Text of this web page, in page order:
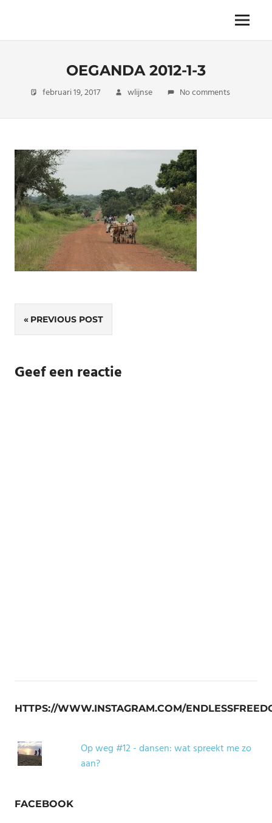
content
Menu
OEGANDA 2012-1-3
februari 19, 2017 wlijnse No comments
Bericht
navigatie
PREVIOUS POST
Geef een reactie
HTTPS://WWW.INSTAGRAM.COM/
Op weg #12 - dansen: wat spreekt me zo
aan?
FACEBOOK